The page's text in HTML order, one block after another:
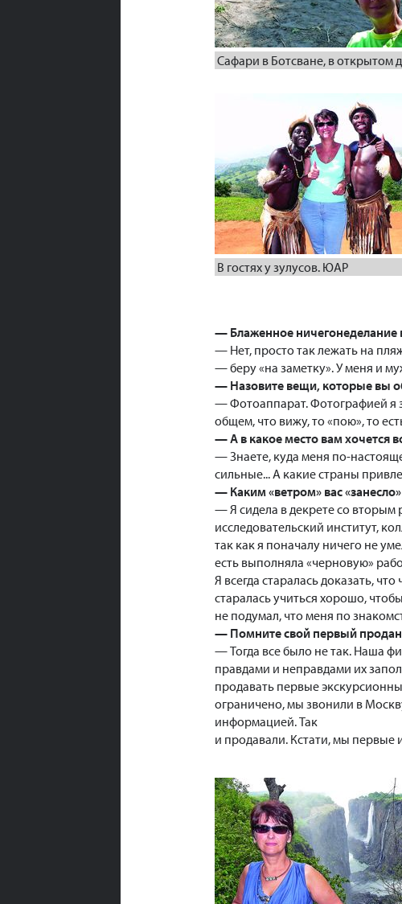
Сафари в Ботсване, в открытом
В гостях у зулусов. ЮАР
— Блаженное ничегонеделание
— Нет, просто так лежать на
— беру «на заметку». У меня и
— Назовите вещи, которые вы
— Фотоаппарат. Фотографией я
общем, что вижу, то «пою», то
— А в какое место вам хочется
— Знаете, куда меня по-
сильные... А какие страны
— Каким «ветром» вас
— Я сидела в декрете со вторым
исследовательский институт,
так как я поначалу ничего не
есть выполняла «черновую»
Я всегда старалась доказать,
старалась учиться хорошо,
не подумал, что меня по
— Помните свой первый
— Тогда все было не так. Наша
правдами и неправдами их
продавать первые
ограничено, мы звонили в
информацией. Так
и продавали. Кстати, мы первые